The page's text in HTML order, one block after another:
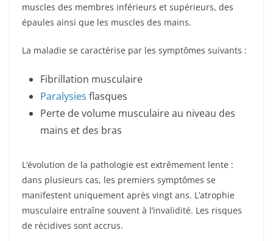
muscles des membres inférieurs et supérieurs, des
épaules ainsi que les muscles des mains.
La maladie se caractérise par les symptômes suivants :
Fibrillation musculaire
Paralysies flasques
Perte de volume musculaire au niveau des
mains et des bras
L’évolution de la pathologie est extrêmement lente :
dans plusieurs cas, les premiers symptômes se
manifestent uniquement après vingt ans. L’atrophie
musculaire entraîne souvent à l’invalidité. Les risques
de récidives sont accrus.